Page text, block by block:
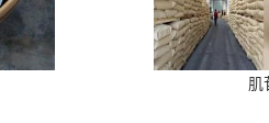
肌